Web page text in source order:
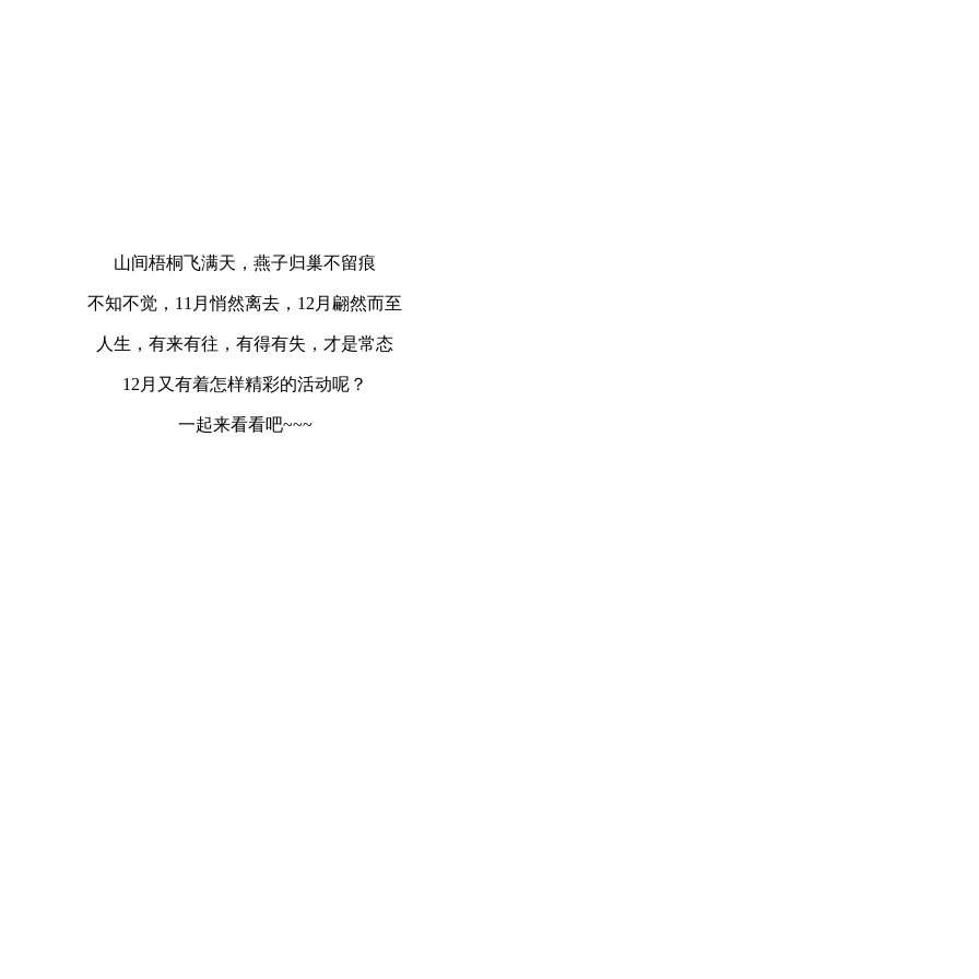
山间梧桐飞满天，燕子归巢不留痕
不知不觉，11月悄然离去，12月翩然而至
人生，有来有往，有得有失，才是常态
12月又有着怎样精彩的活动呢？
一起来看看吧~~~